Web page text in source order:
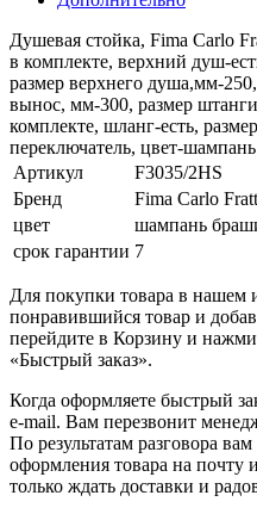
Душевая стойка, Fima Carlo
в комплекте, верхний душ-
размер верхнего душа,мм-
вынос, мм-300, размер
комплекте, шланг-есть,
переключатель, цвет-
Артикул
F3035/2HS
Бренд
Fima Carlo
цвет
шампань
срок гарантии 7
Для покупки товара в нашем
понравившийся товар и
перейдите в Корзину и
«Быстрый заказ».
Когда оформляете быстрый
e-mail. Вам перезвонит
По результатам разговора
оформления товара на почту
только ждать доставки и